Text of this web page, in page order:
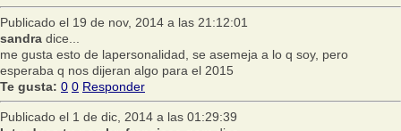
Publicado el 19 de nov, 2014 a las 21:12:01
sandra dice...
me gusta esto de lapersonalidad, se asemeja a lo q soy, pero
esperaba q nos dijeran algo para el 2015
Te gusta: 0 0 Responder
Publicado el 1 de dic, 2014 a las 01:29:39